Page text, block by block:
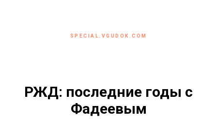
SPECIAL.VGUDOK.COM
РЖД: последние годы с
Фадеевым